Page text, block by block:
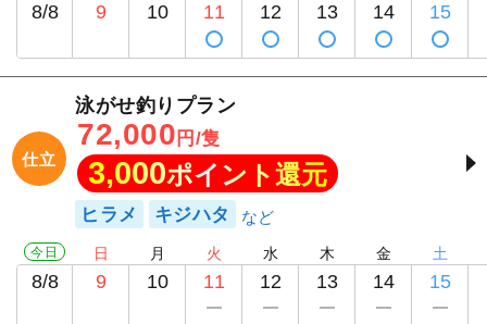
8/8 9 10 11 12 13 14 15
仕立
泳がせ釣りプラン
72,000 円/隻
3,000ポイント還元
ヒラメ キジハタ
今日
8/8
日
9
月
10
火
11
水
12
木
13
金
14
土
15